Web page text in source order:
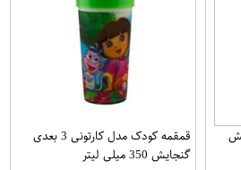
قمقمه کودک مدل کارتونی 3 بعدی
گنجایش 350 میلی لیتر